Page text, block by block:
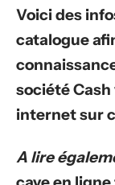
Voici des
catalogue
société
internet sur
A lire